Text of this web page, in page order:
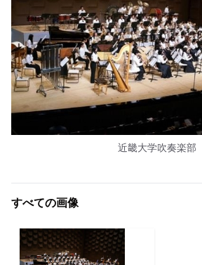
近畿大学吹奏楽部
すべての画像